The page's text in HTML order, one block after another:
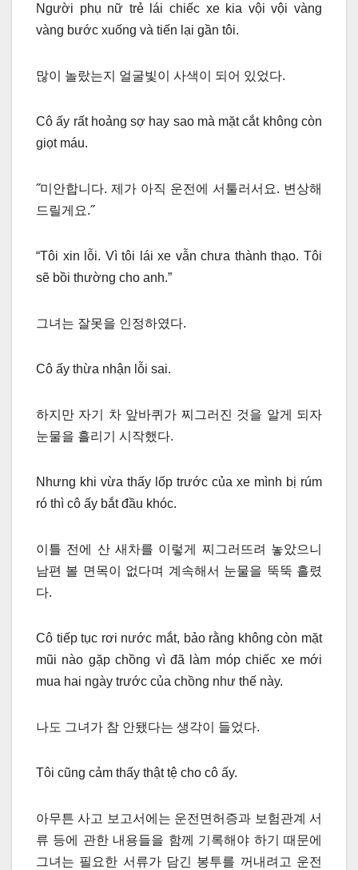
Người phụ nữ trẻ lái chiếc xe kia vội vội vàng
vàng bước xuống và tiến lại gần tôi.
많이 놀랐는지 얼굴빛이 사색이 되어 있었다.
Cô ấy rất hoảng sợ hay sao mà mặt cắt không còn
giọt máu.
˝미안합니다. 제가 아직 운전에 서툴러서요. 변상해
드릴게요.˝
“Tôi xin lỗi. Vì tôi lái xe vẫn chưa thành thạo. Tôi
sẽ bồi thường cho anh.”
그녀는 잘못을 인정하였다.
Cô ấy thừa nhận lỗi sai.
하지만 자기 차 앞바퀴가 찌그러진 것을 알게 되자
눈물을 흘리기 시작했다.
Nhưng khi vừa thấy lốp trước của xe mình bị rúm
ró thì cô ấy bắt đầu khóc.
이틀 전에 산 새차를 이렇게 찌그러뜨려 놓았으니
남편 볼 면목이 없다며 계속해서 눈물을 뚝뚝 흘렸
다.
Cô tiếp tục rơi nước mắt, bảo rằng không còn mặt
mũi nào gặp chồng vì đã làm móp chiếc xe mới
mua hai ngày trước của chồng như thế này.
나도 그녀가 참 안됐다는 생각이 들었다.
Tôi cũng cảm thấy thật tệ cho cô ấy.
아무튼 사고 보고서에는 운전면허증과 보험관계 서
류 등에 관한 내용들을 함께 기록해야 하기 때문에
그녀는 필요한 서류가 담긴 봉투를 꺼내려고 운전